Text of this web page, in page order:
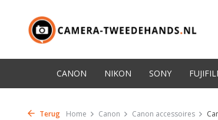
CANON NIKON SONY
Terug Home Canon Canon accessoires